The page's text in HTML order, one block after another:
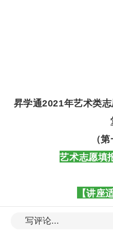
昇学通2021年艺术类
（第
艺术志愿填
【讲座
写评论...